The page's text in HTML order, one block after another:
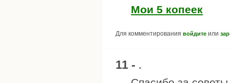
Мои 5 копеек
Для комментирования войдите или
11 - .